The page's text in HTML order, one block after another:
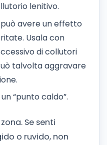
lenitivo.
avere un effetto
Usala con
di collutori
talvolta aggravare
“punto caldo”.
Se senti
o ruvido, non